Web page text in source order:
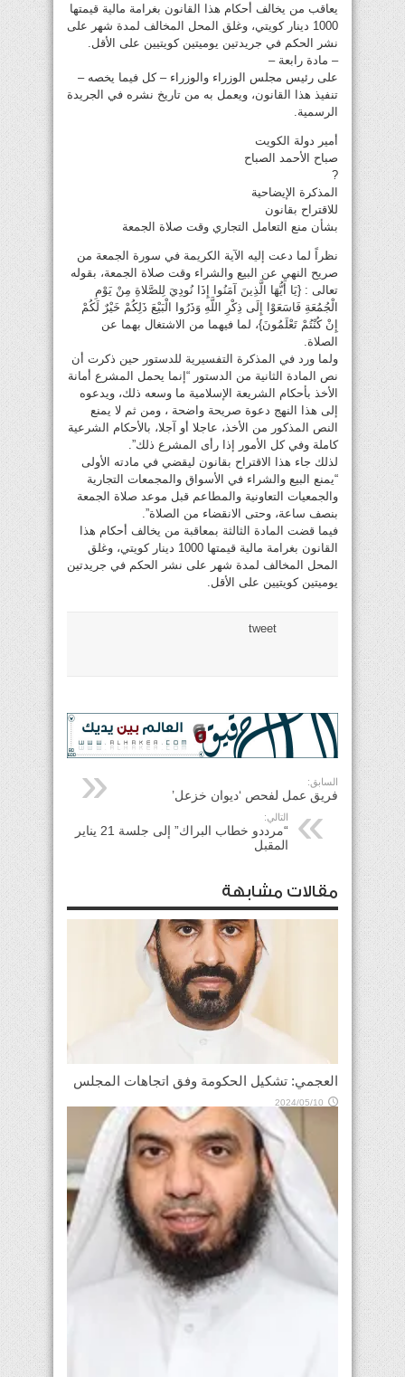
يعاقب من يخالف أحكام هذا القانون بغرامة مالية قيمتها
1000 دينار كويتي، وغلق المحل المخالف لمدة شهر على
نشر الحكم في جريدتين يوميتين كويتيين على الأقل.
– مادة رابعة –
على رئيس مجلس الوزراء والوزراء – كل فيما يخصه –
تنفيذ هذا القانون، ويعمل به من تاريخ نشره في الجريدة
الرسمية.
أمير دولة الكويت
صباح الأحمد الصباح
?
المذكرة الإيضاحية
للاقتراح بقانون
بشأن منع التعامل التجاري وقت صلاة الجمعة
نظراً لما دعت إليه الآية الكريمة في سورة الجمعة من
صريح النهي عن البيع والشراء وقت صلاة الجمعة، بقوله
تعالى : {يَا أَيُّهَا الَّذِينَ آمَنُوا إِذَا نُودِيَ لِلصَّلاةِ مِنْ يَوْمِ
الْجُمُعَةِ فَاسَعَوْا إِلَى ذِكْرِ اللَّهِ وَذَرُوا الْبَيْعَ ذَلِكُمْ خَيْرٌ لَكُمْ
إِنْ كُنْتُمْ تَعْلَمُونَ}، لما فيهما من الاشتغال بهما عن
الصلاة.
ولما ورد في المذكرة التفسيرية للدستور حين ذكرت أن
نص المادة الثانية من الدستور “إنما يحمل المشرع أمانة
الأخذ بأحكام الشريعة الإسلامية ما وسعه ذلك، ويدعوه
إلى هذا النهج دعوة صريحة واضحة ، ومن ثم لا يمنع
النص المذكور من الأخذ، عاجلا أو آجلا، بالأحكام الشرعية
كاملة وفي كل الأمور إذا رأى المشرع ذلك”.
لذلك جاء هذا الاقتراح بقانون ليقضي في مادته الأولى
“يمنع البيع والشراء في الأسواق والمجمعات التجارية
والجمعيات التعاونية والمطاعم قبل موعد صلاة الجمعة
بنصف ساعة، وحتى الانقضاء من الصلاة”.
فيما قضت المادة الثالثة بمعاقبة من يخالف أحكام هذا
القانون بغرامة مالية قيمتها 1000 دينار كويتي، وغلق
المحل المخالف لمدة شهر على نشر الحكم في جريدتين
يوميتين كويتيين على الأقل.
tweet
السابق:
‫فريق عمل لفحص ‘ديوان خزعل’‬
التالي:
“مرددو خطاب البراك” إلى جلسة 21 يناير
المقبل
مقالات مشابهة
العجمي: تشكيل الحكومة وفق اتجاهات المجلس
2024/05/10